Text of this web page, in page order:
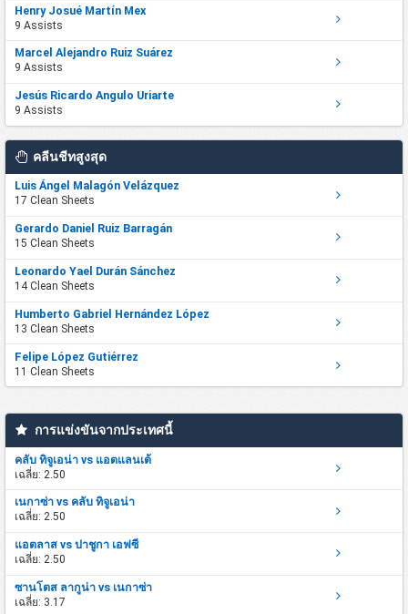
Henry Josué Martín Mex
9 Assists
Marcel Alejandro Ruiz Suárez
9 Assists
Jesús Ricardo Angulo Uriarte
9 Assists
คลีนชีทสูงสุด
Luis Ángel Malagón Velázquez
17 Clean Sheets
Gerardo Daniel Ruiz Barragán
15 Clean Sheets
Leonardo Yael Durán Sánchez
14 Clean Sheets
Humberto Gabriel Hernández López
13 Clean Sheets
Felipe López Gutiérrez
11 Clean Sheets
การแข่งขันจากประเทศนี้
คลับ ทิจูเอน่า vs แอตแลนเต้
เฉลี่ย: 2.50
เนกาซ่า vs คลับ ทิจูเอน่า
เฉลี่ย: 2.50
แอตลาส vs ปาชูกา เอฟซี
เฉลี่ย: 2.50
ซานโตส ลากูน่า vs เนกาซ่า
เฉลี่ย: 3.17